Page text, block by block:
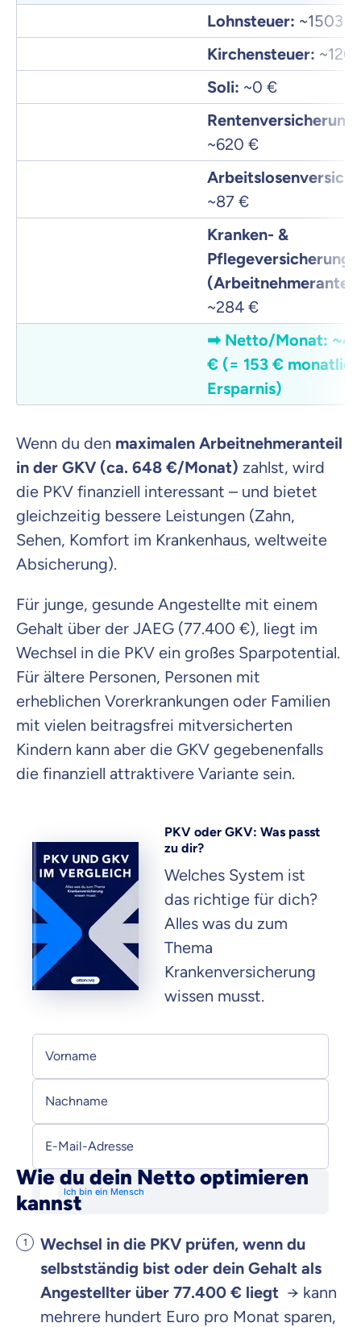
Lohnsteuer: ~1503 €
Kirchensteuer: ~120
Soli: ~0 €
Rentenversicherung:
~620 €
~87 €
Kranken- &
Pflegeversicherung
~284 €
➡ Netto/Monat:
€ (= 153 €
Ersparnis)
Wenn du den maximalen Arbeitnehmeranteil
in der GKV (ca. 648 €/Monat) zahlst, wird
die PKV finanziell interessant – und bietet
gleichzeitig bessere Leistungen (Zahn,
Sehen, Komfort im Krankenhaus, weltweite
Absicherung).
Für junge, gesunde Angestellte mit einem
Gehalt über der JAEG (77.400 €), liegt im
Wechsel in die PKV ein großes Sparpotential.
Für ältere Personen, Personen mit
erheblichen Vorerkrankungen oder Familien
mit vielen beitragsfrei mitversicherten
Kindern kann aber die GKV gegebenenfalls
die finanziell attraktivere Variante sein.
PKV oder GKV: Was passt
zu dir?
Welches System ist
das richtige für dich?
Alles was du zum
Thema
Krankenversicherung
wissen musst.
Persönliche Informationen
Vorname
Nachname
E-Mail-Adresse
Wie du dein Netto optimieren
kannst
Wechsel in die PKV prüfen, wenn du
selbstständig bist oder dein Gehalt als
Angestellter über 77.400 € liegt → kann
mehrere hundert Euro pro Monat sparen,